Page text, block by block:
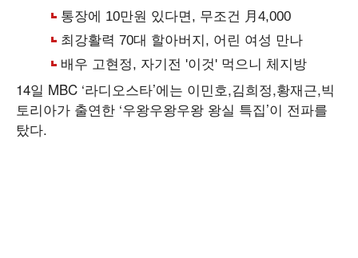
14일 MBC ‘라디오스타’에는 이민호,김희정,황재근,빅
토리아가 출연한 ‘우왕우왕우왕 왕실 특집’이 전파를
탔다.